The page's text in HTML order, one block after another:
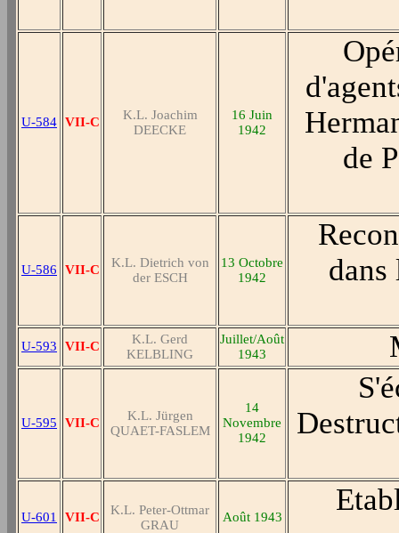
U-584 VII-C
K.L. Joachim
DEECKE
16 Juin
1942
de
U-586 VII-C
K.L. Dietrich von
der ESCH
13 Octobre
1942
dans
U-593 VII-C
K.L. Gerd
KELBLING
Juillet/Août
1943
U-595 VII-C
K.L. Jürgen
QUAET-FASLEM
14
Novembre
1942
U-601 VII-C
K.L. Peter-Ottmar
GRAU
Août 1943